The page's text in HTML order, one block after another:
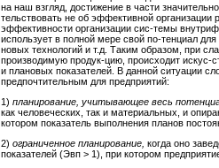
на наш взгляд, достижение в части
тельствовать не об эффективной
эффективности организации сис-темы
использует в полной мере свой по-тенциал
новых технологий и т.д. Таким образом, при
производимую продук-цию, происходит искус-
и плановых показателей. В данной ситуации
предпочтительным для предприятий:
1) планирование, учитывающее весь
как человеческих, так и материальных, и
котором показатель выполнения планов
2) ограниченное планирование, когда оно
показателей (Эвп > 1), при котором